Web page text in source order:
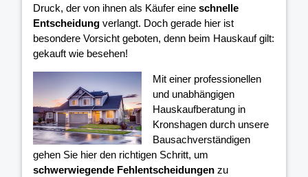
Druck, der von ihnen als Käufer eine schnelle
Entscheidung verlangt. Doch gerade hier ist
besondere Vorsicht geboten, denn beim Hauskauf gilt:
gekauft wie besehen!
Mit einer professionellen
und unabhängigen
Hauskaufberatung in
Kronshagen durch unsere
Bausachverständigen
gehen Sie hier den richtigen Schritt, um
schwerwiegende Fehlentscheidungen zu